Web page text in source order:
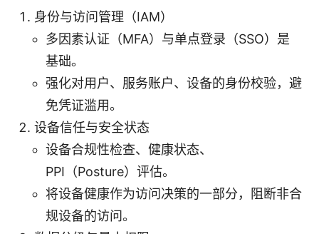
身份与访问管理（IAM）
多因素认证（MFA）与单点登录（SSO）是
基础。
强化对用户、服务账户、设备的身份校验，避
免凭证滥用。
设备信任与安全状态
设备合规性检查、健康状态、
PPI（Posture）评估。
将设备健康作为访问决策的一部分，阻断非合
规设备的访问。